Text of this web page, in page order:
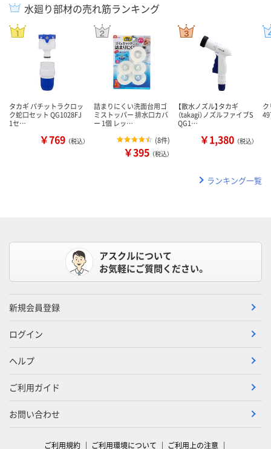
水廻り部材の売れ筋ランキング
タカギ パチットラクロッ
ク蛇口セット QG1028FJ
1セ…
￥769 （税込）
詰まりにくい洗面台用ゴ
ミストッパー 排水口カバ
ー 1個 レッ…
(8件)
￥395 （税込）
【散水ノズル】タカギ
（takagi）ノズルファイブS
QG1…
￥1,380 （税込）
ランキング一覧
アスクルについて
お気軽にご質問ください。
新規会員登録
ログイン
ヘルプ
ご利用ガイド
お問い合わせ
ご利用規約 ご利用環境について ご利用上の注意